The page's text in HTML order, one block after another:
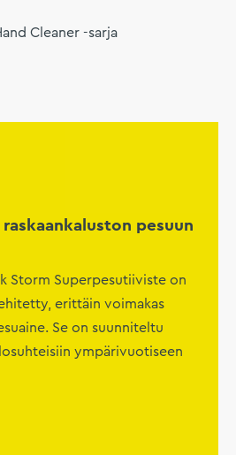
Cleaner -sarja
pesuun
Storm Superpesutiiviste on
erittäin voimakas
Se on suunniteltu
ympärivuotiseen